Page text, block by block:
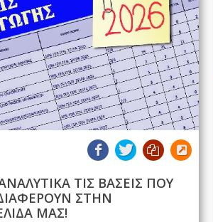
ΤΙΣ ΒΑΣΕΙΣ ΠΟΥ
ΣΤΗΝ
ΜΑΣ!